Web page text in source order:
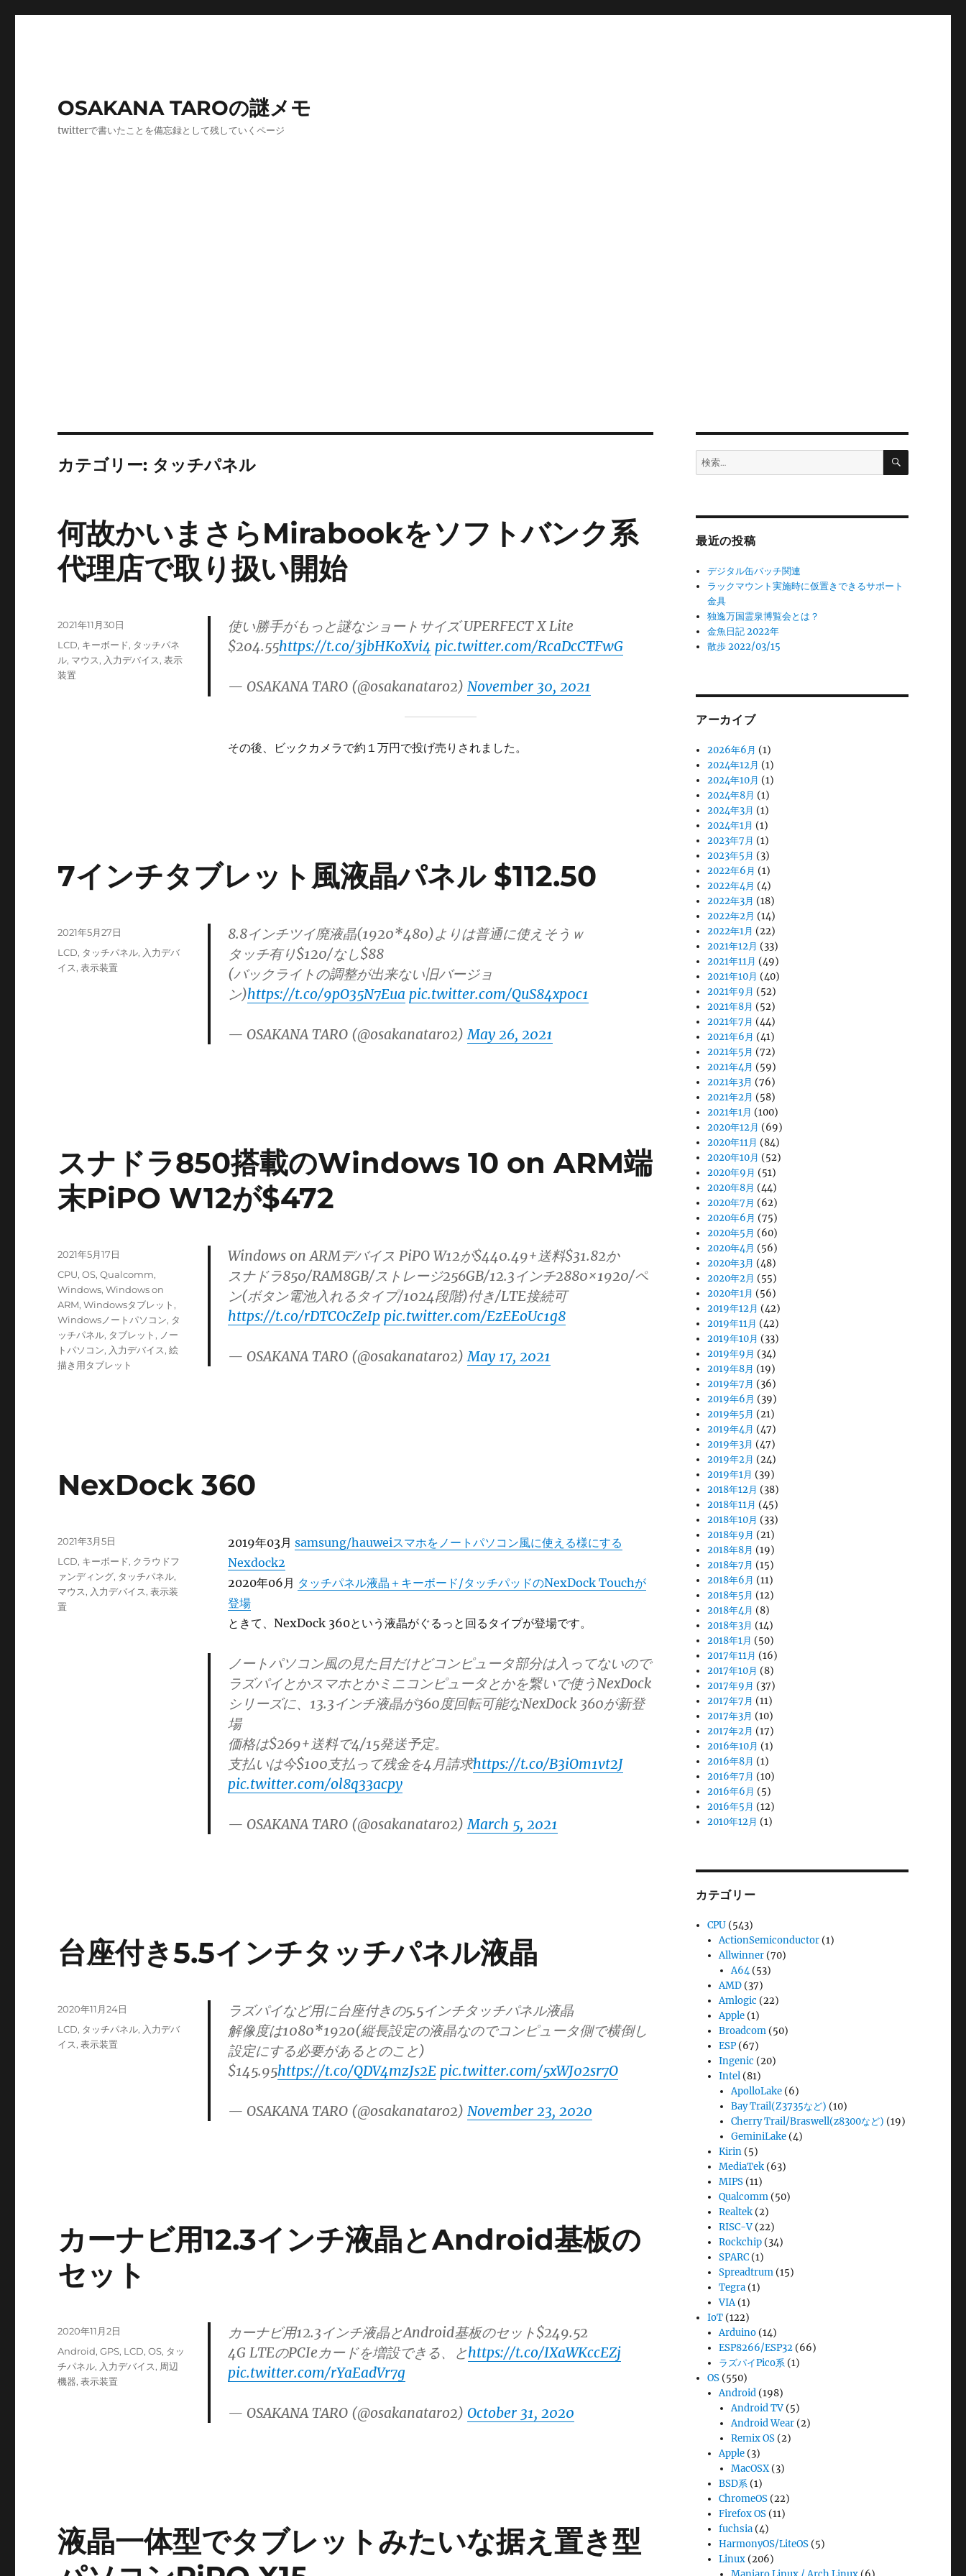
OSAKANA TAROの謎メモ
twitterで書いたことを備忘録として残していくページ
カテゴリー: タッチパネル
何故かいまさらMirabookをソフトバンク系
代理店で取り扱い開始
使い勝手がもっと謎なショートサイズ UPERFECT X Lite
$204.55https://t.co/3jbHKoXvi4 pic.twitter.com/RcaDcCTFwG
— OSAKANA TARO (@osakanataro2) November 30, 2021
その後、ビックカメラで約１万円で投げ売りされました。
投
2021年11月30日
カ
テ
ゴ
LCD, キーボード, タッチパネ
ル, マウス, 入力デバイス,表示
装置
7インチタブレット風液晶パネル $112.50
8.8インチツイ廃液晶(1920*480)よりは普通に使えそうｗ
タッチ有り$120/なし$88
(バックライトの調整が出来ない旧バージョ
ン)https://t.co/9pO35N7Eua pic.twitter.com/QuS84xp0c1
— OSAKANA TARO (@osakanataro2)May 26, 2021
投
日:
2021年5月27日
カ
テ
LCD, タッチパネル, 入力デバ
イス,表示装置
スナドラ850搭載のWindows 10 on ARM端
末PiPO W12が$472
Windows on ARMデバイス PiPO W12が$440.49+送料$31.82か
スナドラ850/RAM8GB/ストレージ256GB/12.3インチ2880×1920/ペ
ン(ボタン電池入れるタイプ/1024段階)付き/LTE接続可
https://t.co/rDTCOcZeIp pic.twitter.com/EzEEoUc1g8
— OSAKANA TARO (@osakanataro2)May 17, 2021
投
日:
2021年5月17日
カ
テ
ゴ
リ
ー
CPU,OS,Qualcomm,
Windows,Windows on
ARM,Windowsタブレット ,
Windowsノートパソコン, タ
ッチパネル, タブレット , ノー
トパソコン, 入力デバイス,絵
描き用タブレット
NexDock 360
2019年03月 samsung/hauweiスマホをノートパソコン風に使える様にする
Nexdock2
2020年06月 タッチパネル液晶＋キーボード/タッチパッドのNexDock Touchが
登場
ときて、NexDock 360という液晶がぐるっと回るタイプが登場です。
ノートパソコン風の見た目だけどコンピュータ部分は入ってないので
ラズパイとかスマホとかミニコンピュータとかを繋いで使うNexDock
シリーズに、13.3インチ液晶が360度回転可能なNexDock 360が新登
場
価格は$269+送料で4/15発送予定。
支払いは今$100支払って残金を4月請求https://t.co/B3iOm1vt2J
pic.twitter.com/ol8q33acpy
— OSAKANA TARO (@osakanataro2)March 5, 2021
投
2021年3月5日
カ
テ
ゴ
リ
LCD, キーボード, クラウドフ
ァンディング, タッチパネル,
マウス, 入力デバイス,表示装
置
台座付き5.5インチタッチパネル液晶
ラズパイなど用に台座付きの5.5インチタッチパネル液晶
解像度は1080*1920(縦長設定の液晶なのでコンピュータ側で横倒し
設定にする必要があるとのこと)
$145.95https://t.co/QDV4mzJs2E pic.twitter.com/5xWJ02sr7O
— OSAKANA TARO (@osakanataro2) November 23, 2020
投
日:
2020年11月24日
カ
テ
LCD, タッチパネル, 入力デバ
イス,表示装置
カーナビ用12.3インチ液晶とAndroid基板の
セット
カーナビ用12.3インチ液晶とAndroid基板のセット$249.52
4G LTEのPCIeカードを増設できる、とhttps://t.co/IXaWKccEZj
pic.twitter.com/rYaEadVr7g
— OSAKANA TARO (@osakanataro2) October 31, 2020
投
2020年11月2日
カ
テ
ゴ
Android,GPS, LCD,OS, タッ
チパネル, 入力デバイス, 周辺
機器,表示装置
液晶一体型でタブレットみたいな据え置き型
検
索:
検
最近の投稿
デジタル缶バッチ関連
ラックマウント実施時に仮置きできるサポート
金具
独逸万国霊泉博覧会とは？
金魚日記 2022年
散歩 2022/03/15
アーカイブ
2026年6月 (1)
2024年12月 (1)
2024年10月 (1)
2024年8月 (1)
2024年3月 (1)
2024年1月 (1)
2023年7月 (1)
2023年5月 (3)
2022年6月 (1)
2022年4月 (4)
2022年3月 (18)
2022年2月 (14)
2022年1月 (22)
2021年12月 (33)
2021年11月 (49)
2021年10月 (40)
2021年9月 (52)
2021年8月 (52)
2021年7月 (44)
2021年6月 (41)
2021年5月 (72)
2021年4月 (59)
2021年3月 (76)
2021年2月 (58)
2021年1月 (100)
2020年12月 (69)
2020年11月 (84)
2020年10月 (52)
2020年9月 (51)
2020年8月 (44)
2020年7月 (62)
2020年6月 (75)
2020年5月 (60)
2020年4月 (56)
2020年3月 (48)
2020年2月 (55)
2020年1月 (56)
2019年12月 (42)
2019年11月 (42)
2019年10月 (33)
2019年9月 (34)
2019年8月 (19)
2019年7月 (36)
2019年6月 (39)
2019年5月 (21)
2019年4月 (47)
2019年3月 (47)
2019年2月 (24)
2019年1月 (39)
2018年12月 (38)
2018年11月 (45)
2018年10月 (33)
2018年9月 (21)
2018年8月 (19)
2018年7月 (15)
2018年6月 (11)
2018年5月 (12)
2018年4月 (8)
2018年3月 (14)
2018年1月 (50)
2017年11月 (16)
2017年10月 (8)
2017年9月 (37)
2017年7月 (11)
2017年3月 (10)
2017年2月 (17)
2016年10月 (1)
2016年8月 (1)
2016年7月 (10)
2016年6月 (5)
2016年5月 (12)
2010年12月 (1)
カテゴリー
CPU (543)
ActionSemiconductor (1)
Allwinner (70)
A64(53)
AMD (37)
Amlogic (22)
Apple (1)
Broadcom (50)
ESP (67)
Ingenic (20)
Intel (81)
ApolloLake(6)
Bay Trail(Z3735など) (10)
Cherry Trail/Braswell(z8300など) (19)
GeminiLake(4)
Kirin (5)
MediaTek (63)
MIPS (11)
Qualcomm (50)
Realtek (2)
RISC-V (22)
Rockchip (34)
SPARC (1)
Spreadtrum (15)
Tegra (1)
VIA(1)
IoT (122)
Arduino (14)
ESP8266/ESP32 (66)
ラズパイPico系 (1)
OS (550)
Android (198)
Android TV(5)
Android Wear(2)
Remix OS(2)
Apple (3)
MacOSX(3)
BSD系 (1)
ChromeOS (22)
Firefox OS (11)
fuchsia (4)
HarmonyOS/LiteOS (5)
Linux (206)